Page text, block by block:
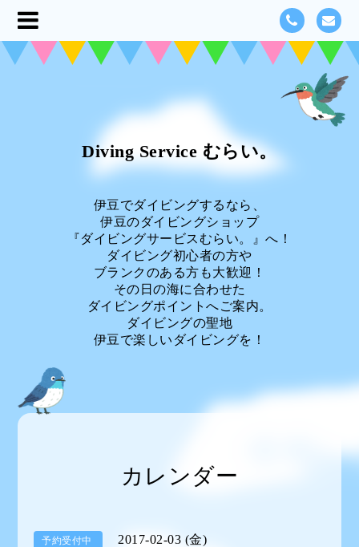
Diving Service むらい。
伊豆でダイビングするなら、
伊豆のダイビングショップ
『ダイビングサービスむらい。』へ！
ダイビング初心者の方や
ブランクのある方も大歓迎！
その日の海に合わせた
ダイビングポイントへご案内。
ダイビングの聖地
伊豆で楽しいダイビングを！
カレンダー
予約受付中 2017-02-03 (金)